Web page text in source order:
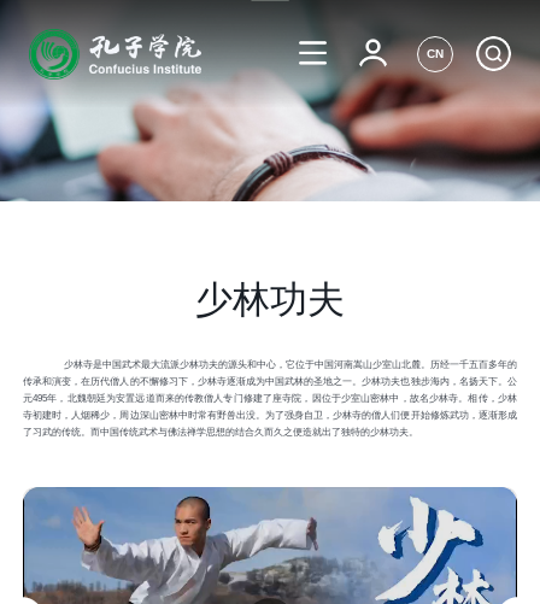
CN
少林功夫
少林寺是中国武术最大流派少林功夫的源头和中心，它位于中国河南嵩山少室山北麓。历经一千五百多年的
传承和演变，在历代僧人的不懈修习下，少林寺逐渐成为中国武林的圣地之一。少林功夫也独步海内，名扬天下。公
元495年，北魏朝廷为安置远道而来的传教僧人专门修建了座寺院，因位于少室山密林中，故名少林寺。相传，少林
寺初建时，人烟稀少，周边深山密林中时常有野兽出没。为了强身自卫，少林寺的僧人们便开始修炼武功，逐渐形成
了习武的传统。而中国传统武术与佛法禅学思想的结合久而久之便造就出了独特的少林功夫。